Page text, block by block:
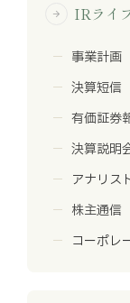
arrow_forward IRライ
事業計画
決算短信
有価証券
決算説明
アナリス
株主通信
コーポレ